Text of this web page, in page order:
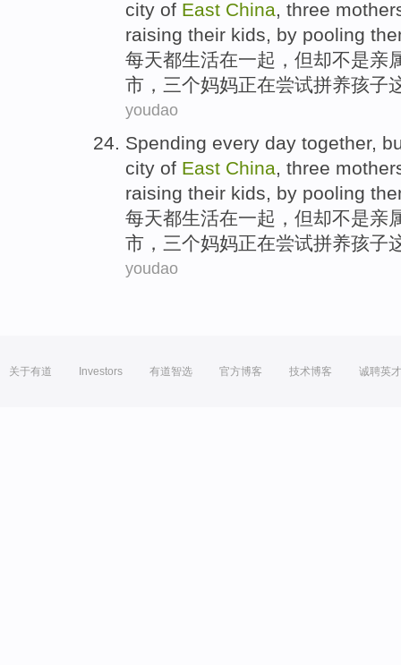
city of East China three
raising their kids , by pooling
每天都生活在一起 ， 但却不是亲
市 ， 三个妈妈正在尝试拼养孩子
youdao
Spending every day together,
city of East China, three
raising their kids, by pooling
每天都生活在一起 ， 但却不是亲
市 ， 三个妈妈正在尝试拼养孩子
youdao
关于有道 Investors 有道智选 官方博客 技术博客 诚聘英才